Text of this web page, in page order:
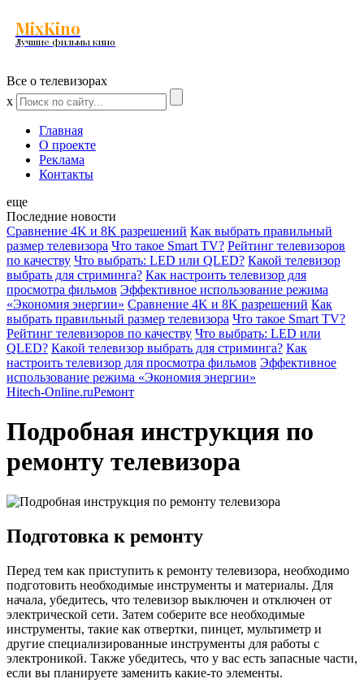
MixKino
Лучшие фильмы кино
Все о телевизорах
x
Главная
О проекте
Реклама
Контакты
еще
Последние новости
Сравнение 4K и 8K разрешений Как выбрать правильный
размер телевизора Что такое Smart TV? Рейтинг телевизоров
по качеству Что выбрать: LED или QLED? Какой телевизор
выбрать для стриминга? Как настроить телевизор для
просмотра фильмов Эффективное использование режима
«Экономия энергии» Сравнение 4K и 8K разрешений Как
выбрать правильный размер телевизора Что такое Smart TV?
Рейтинг телевизоров по качеству Что выбрать: LED или
QLED? Какой телевизор выбрать для стриминга? Как
настроить телевизор для просмотра фильмов Эффективное
использование режима «Экономия энергии»
Hitech-Online.ruРемонт
Подробная инструкция по
ремонту телевизора
Подготовка к ремонту
Перед тем как приступить к ремонту телевизора, необходимо
подготовить необходимые инструменты и материалы. Для
начала, убедитесь, что телевизор выключен и отключен от
электрической сети. Затем соберите все необходимые
инструменты, такие как отвертки, пинцет, мультиметр и
другие специализированные инструменты для работы с
электроникой. Также убедитесь, что у вас есть запасные части,
если вы планируете заменить какие-то элементы.